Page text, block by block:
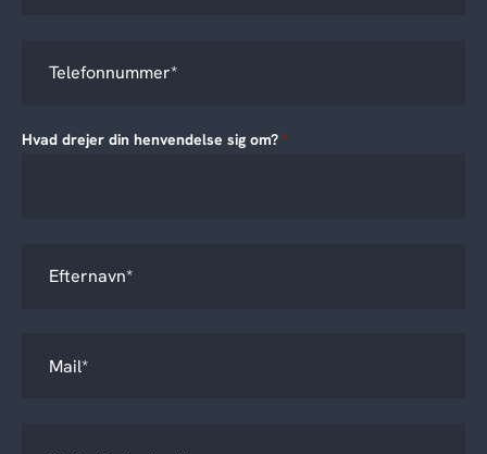
Hvad drejer din henvendelse sig om? *